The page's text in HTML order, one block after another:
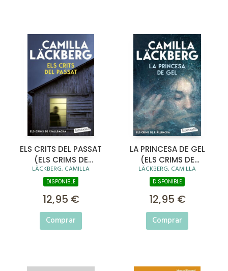
ELS CRITS DEL PASSAT
(ELS CRIMS DE
FJÄLLBACKA)
LÄCKBERG, CAMILLA
DISPONIBLE
12,95 €
Comprar
LA PRINCESA DE GEL
(ELS CRIMS DE
FJÄLLBACKA)
LÄCKBERG, CAMILLA
DISPONIBLE
12,95 €
Comprar